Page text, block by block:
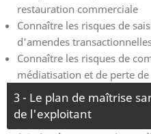
restauration commerciale
Connaître les risques de
d'amendes
Connaître les risques de
médiatisation et de perte
3 - Le plan de maîtrise
de l'exploitant